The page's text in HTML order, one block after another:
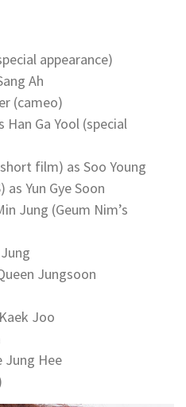
appearance)
Ah
(cameo)
Ga Yool (special
film) as Soo Young
Yun Gye Soon
Jung (Geum Nim’s
Jungsoon
Joo
Jung Hee